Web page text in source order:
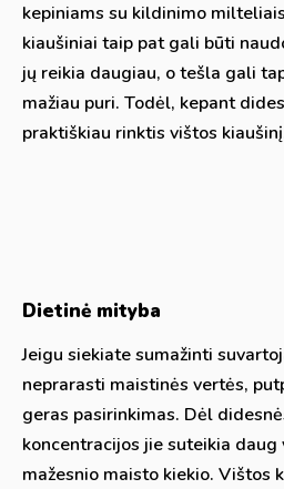
kepiniams su kildinimo
kiaušiniai taip pat gali būti
jų reikia daugiau, o tešla gali
mažiau puri. Todėl, kepant
praktiškiau rinktis vištos
Dietinė mityba
Jeigu siekiate sumažinti
neprarasti maistinės vertės,
geras pasirinkimas. Dėl
koncentracijos jie suteikia
mažesnio maisto kiekio. Vištos